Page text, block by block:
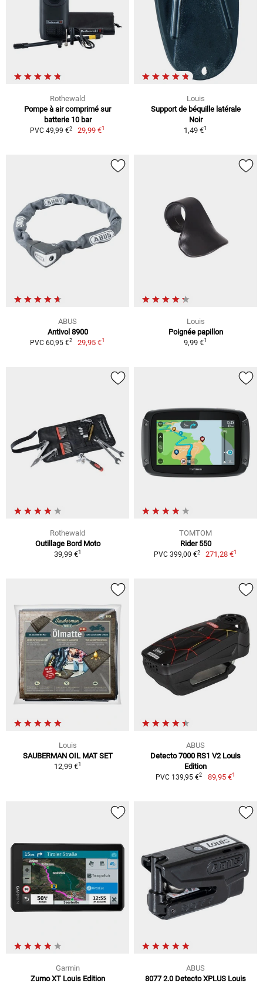
Rothewald
Pompe à air comprimé sur
batterie 10 bar
PVC 49,99 €2 29,99 €1
Louis
Support de béquille latérale
Noir
1,49 €1
ABUS
Antivol 8900
PVC 60,95 €2 29,95 €1
Louis
Poignée papillon
9,99 €1
Rothewald
Outillage Bord Moto
39,99 €1
TOMTOM
Rider 550
PVC 399,00 €2 271,28 €1
Louis
SAUBERMAN OIL MAT SET
12,99 €1
ABUS
Detecto 7000 RS1 V2 Louis
Edition
PVC 139,95 €2 89,95 €1
Garmin
Zumo XT Louis Edition
ABUS
8077 2.0 Detecto XPLUS Louis